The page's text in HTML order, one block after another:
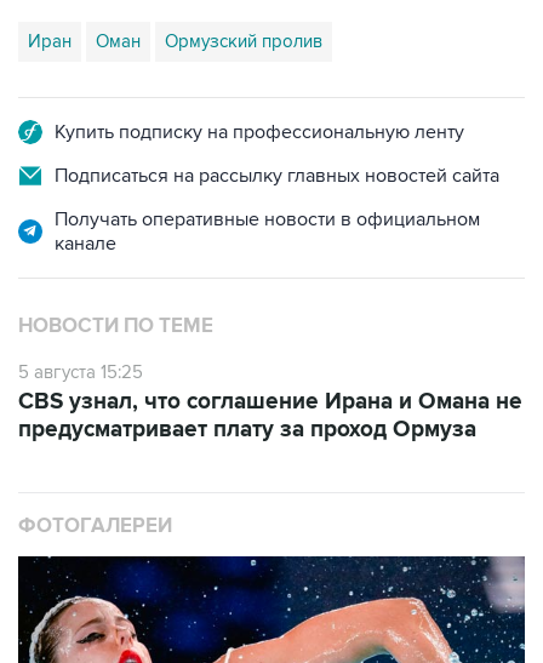
Иран Оман Ормузский пролив
Купить подписку на профессиональную ленту
Подписаться на рассылку главных новостей сайта
Получать оперативные новости в официальном
канале
НОВОСТИ ПО ТЕМЕ
5 августа 15:25
CBS узнал, что соглашение Ирана и Омана не
предусматривает плату за проход Ормуза
ФОТОГАЛЕРЕИ